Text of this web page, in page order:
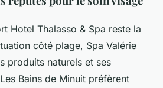
Hotel Thalasso & Spa reste la
côté plage, Spa Valérie
produits naturels et ses
Bains de Minuit préfèrent